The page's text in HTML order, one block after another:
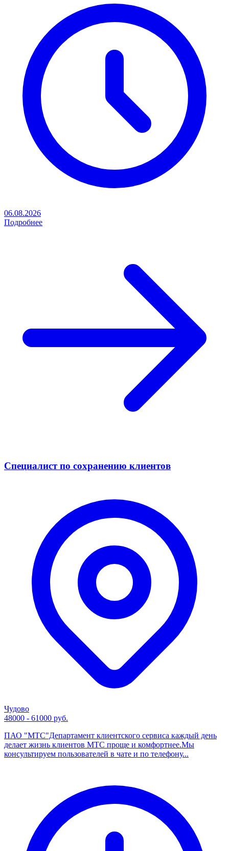
06.08.2026
Подробнее
Специалист по сохранению клиентов
Чудово
48000 - 61000 руб.
ПАО "МТС"Департамент клиентского сервиса каждый день
делает жизнь клиентов МТС проще и комфортнее.Мы
консультируем пользователей в чате и по телефону...